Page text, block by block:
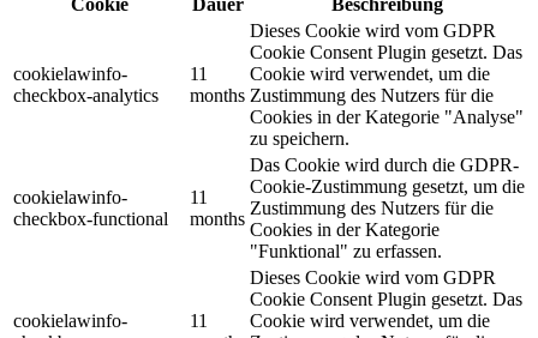
Cookie Dauer Beschreibung
cookielawinfo-
checkbox-analytics
11
months
Dieses Cookie wird vom GDPR
Cookie Consent Plugin gesetzt. Das
Cookie wird verwendet, um die
Zustimmung des Nutzers für die
Cookies in der Kategorie "Analyse"
zu speichern.
cookielawinfo-
checkbox-functional
11
months
Das Cookie wird durch die GDPR-
Cookie-Zustimmung gesetzt, um die
Zustimmung des Nutzers für die
Cookies in der Kategorie
"Funktional" zu erfassen.
cookielawinfo-
11
Dieses Cookie wird vom GDPR
Cookie Consent Plugin gesetzt. Das
Cookie wird verwendet, um die